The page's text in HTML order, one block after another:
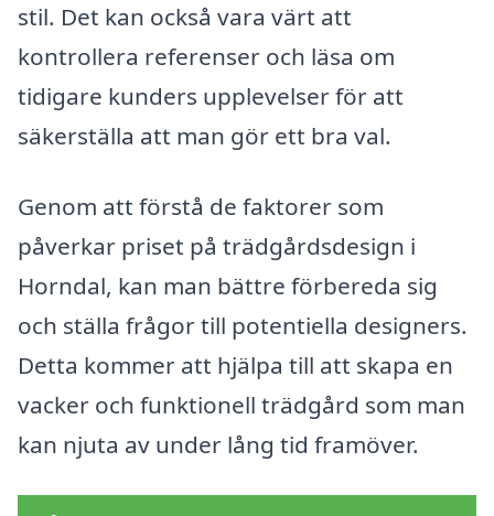
stil. Det kan också vara värt att
kontrollera referenser och läsa om
tidigare kunders upplevelser för att
säkerställa att man gör ett bra val.
Genom att förstå de faktorer som
påverkar priset på trädgårdsdesign i
Horndal, kan man bättre förbereda sig
och ställa frågor till potentiella designers.
Detta kommer att hjälpa till att skapa en
vacker och funktionell trädgård som man
kan njuta av under lång tid framöver.